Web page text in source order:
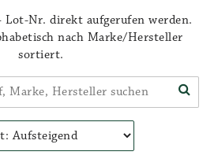
Nr. direkt aufgerufen werden.
nach Marke/Hersteller
sortiert.